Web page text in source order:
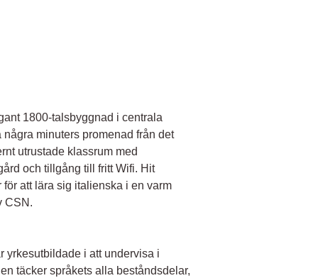
1800-talsbyggnad i centrala
minuters promenad från det
utrustade klassrum med
och tillgång till fritt Wifi. Hit
att lära sig italienska i en varm
CSN.
yrkesutbildade i att undervisa i
täcker språkets alla beståndsdelar,